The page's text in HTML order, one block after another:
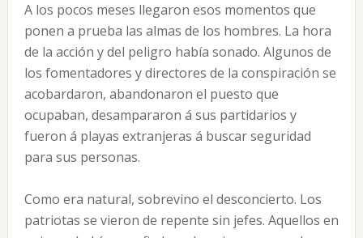
A los pocos meses llegaron esos momentos que
ponen a prueba las almas de los hombres. La hora
de la acción y del peligro había sonado. Algunos de
los fomentadores y directores de la conspiración se
acobardaron, abandonaron el puesto que
ocupaban, desampararon á sus partidarios y
fueron á playas extranjeras á buscar seguridad
para sus personas.
Como era natural, sobrevino el desconcierto. Los
patriotas se vieron de repente sin jefes. Aquellos en